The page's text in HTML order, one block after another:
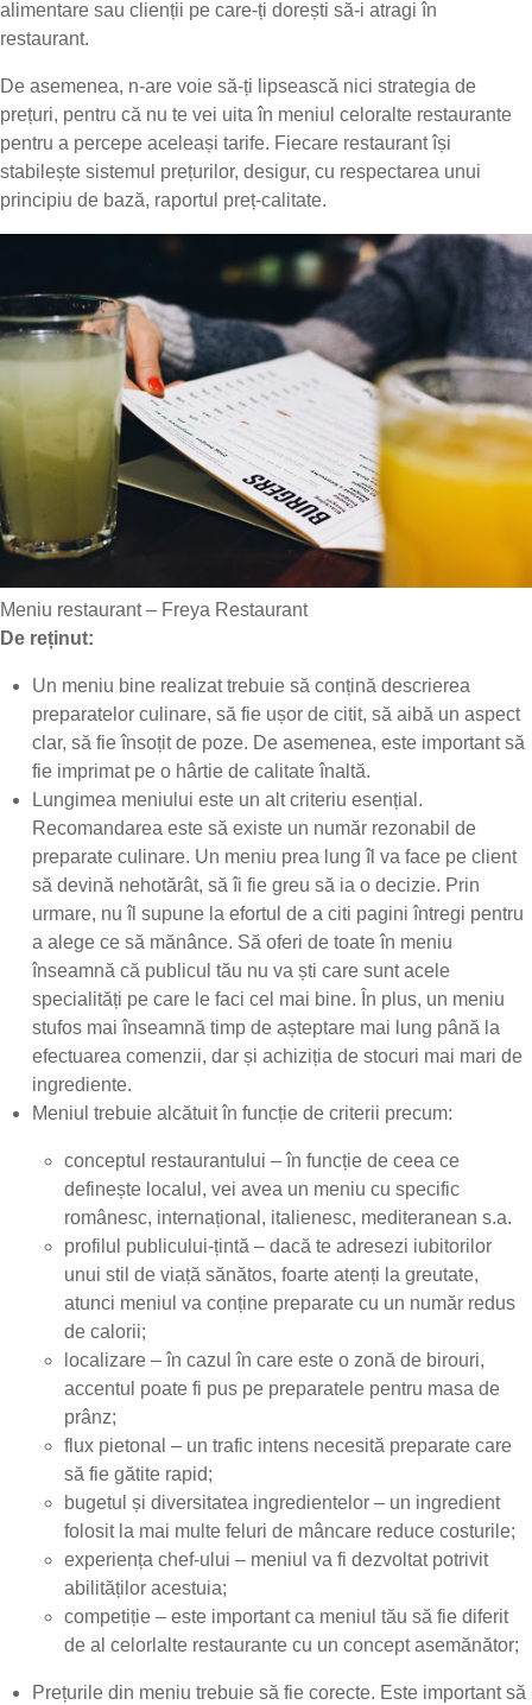
alimentare sau clienții pe care-ți dorești să-i atragi în
restaurant.
De asemenea, n-are voie să-ți lipsească nici strategia de
prețuri, pentru că nu te vei uita în meniul celoralte restaurante
pentru a percepe aceleași tarife. Fiecare restaurant își
stabilește sistemul prețurilor, desigur, cu respectarea unui
principiu de bază, raportul preț-calitate.
Meniu restaurant – Freya Restaurant
De reținut:
Un meniu bine realizat trebuie să conțină descrierea
preparatelor culinare, să fie ușor de citit, să aibă un aspect
clar, să fie însoțit de poze. De asemenea, este important să
fie imprimat pe o hârtie de calitate înaltă.
Lungimea meniului este un alt criteriu esențial.
Recomandarea este să existe un număr rezonabil de
preparate culinare. Un meniu prea lung îl va face pe client
să devină nehotărât, să îi fie greu să ia o decizie. Prin
urmare, nu îl supune la efortul de a citi pagini întregi pentru
a alege ce să mănânce. Să oferi de toate în meniu
înseamnă că publicul tău nu va ști care sunt acele
specialități pe care le faci cel mai bine. În plus, un meniu
stufos mai înseamnă timp de așteptare mai lung până la
efectuarea comenzii, dar și achiziția de stocuri mai mari de
ingrediente.
Meniul trebuie alcătuit în funcție de criterii precum:
conceptul restaurantului – în funcție de ceea ce
definește localul, vei avea un meniu cu specific
românesc, internațional, italienesc, mediteranean s.a.
profilul publicului-țintă – dacă te adresezi iubitorilor
unui stil de viață sănătos, foarte atenți la greutate,
atunci meniul va conține preparate cu un număr redus
de calorii;
localizare – în cazul în care este o zonă de birouri,
accentul poate fi pus pe preparatele pentru masa de
prânz;
flux pietonal – un trafic intens necesită preparate care
să fie gătite rapid;
bugetul și diversitatea ingredientelor – un ingredient
folosit la mai multe feluri de mâncare reduce costurile;
experiența chef-ului – meniul va fi dezvoltat potrivit
abilităților acestuia;
competiție – este important ca meniul tău să fie diferit
de al celorlalte restaurante cu un concept asemănător;
Prețurile din meniu trebuie să fie corecte. Este important să